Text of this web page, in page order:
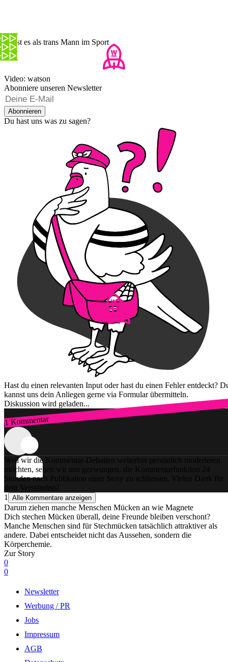
So ist es als trans Mann im Sport
Video: watson
Abonniere unseren Newsletter
Abonnieren
Du hast uns was zu sagen?
Hast du einen relevanten Input oder hast du einen Fehler entdeckt?
kannst uns dein Anliegen gerne via Formular übermitteln.
Diskussion wird geladen...
1 Kommentar
Zum Login
Weil wir die Kommentar-Debatten weiterhin persönlich moderieren
möchten, sehen wir uns gezwungen, die Kommentarfunktion 24
Stunden nach Publikation einer Story zu schliessen. Vielen Dank für
dein Verständnis!
1 Alle Kommentare anzeigen
Darum ziehen manche Menschen Mücken an wie Magnete
Dich stechen Mücken überall, deine Freunde bleiben verschont?
Manche Menschen sind für Stechmücken tatsächlich attraktiver als
andere. Dabei entscheidet nicht das Aussehen, sondern die
Körperchemie.
Zur Story
0
0
Newsletter
Werbung / PR
Jobs
Impressum
AGB